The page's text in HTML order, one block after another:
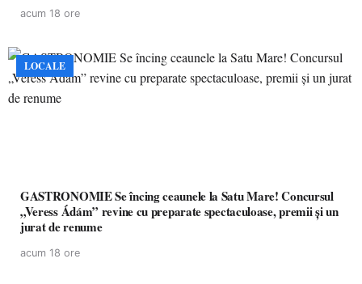
acum 18 ore
LOCALE
GASTRONOMIE Se încing ceaunele la Satu Mare! Concursul
„Veress Ádám” revine cu preparate spectaculoase, premii și un
jurat de renume
acum 18 ore